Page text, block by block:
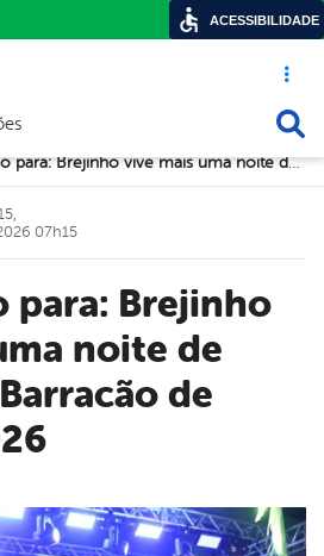
Acesso
navegação
A festa não para: Brejinho vive mais uma noite de alegria no Barracão de Janeiro 2026
noite de
de
07h15
ACESSIBILIDADE